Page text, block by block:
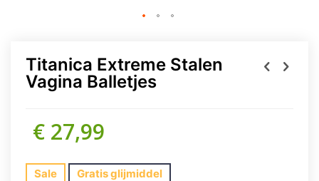
Titanica Extreme Stalen
Vagina Balletjes
€ 27,99
Sale Gratis glijmiddel